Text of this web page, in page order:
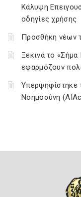
Κάλυψη
οδηγίες χρήσης
Προσθήκη νέων
Ξεκινά το «Σήμα
εφαρμόζουν
Υπερψηφίστηκε
Νοημοσύνη